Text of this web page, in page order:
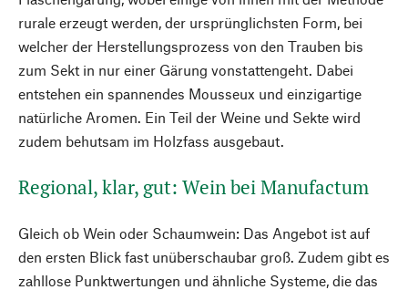
rurale erzeugt werden, der ursprünglichsten Form, bei
welcher der Herstellungsprozess von den Trauben bis
zum Sekt in nur einer Gärung vonstattengeht. Dabei
entstehen ein spannendes Mousseux und einzigartige
natürliche Aromen. Ein Teil der Weine und Sekte wird
zudem behutsam im Holzfass ausgebaut.
Regional, klar, gut: Wein bei Manufactum
Gleich ob Wein oder Schaumwein: Das Angebot ist auf
den ersten Blick fast unüberschaubar groß. Zudem gibt es
zahllose Punktwertungen und ähnliche Systeme, die das